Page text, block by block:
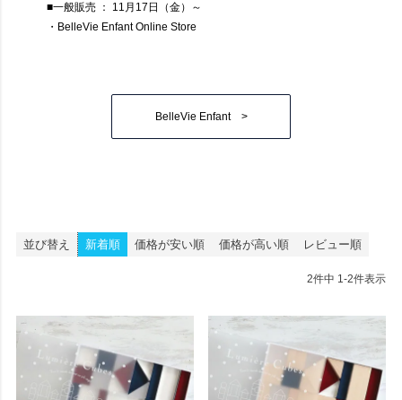
■一般販売 ： 11月17日（金）～
・BelleVie Enfant Online Store
BelleVie Enfant >
並び替え 新着順 価格が安い順 価格が高い順 レビュー順
2件中 1-2件表示